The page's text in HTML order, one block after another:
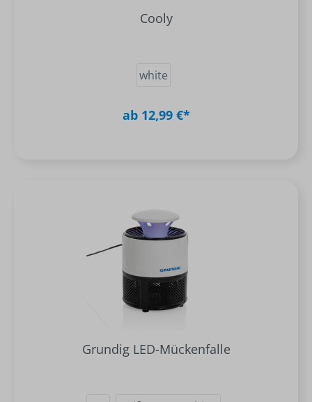
Cooly
white
ab 12,99 €*
Grundig LED-Mückenfalle